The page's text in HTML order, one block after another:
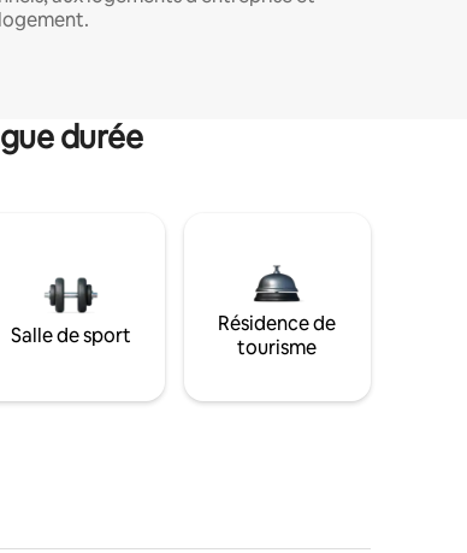
durée
Salle de sport
Résidence de
tourisme